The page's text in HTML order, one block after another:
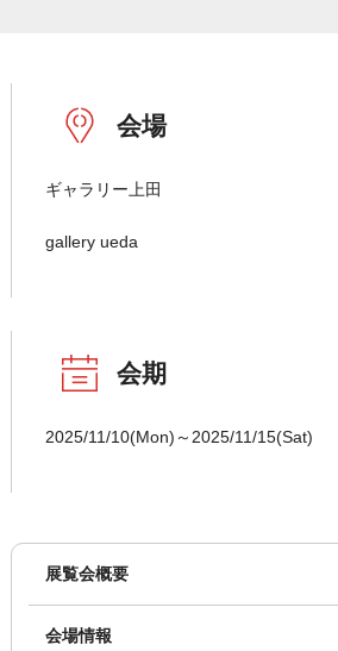
会場
ギャラリー上田
gallery ueda
会期
2025/11/10(Mon)～2025/11/15(Sat)
展覧会概要
会場情報